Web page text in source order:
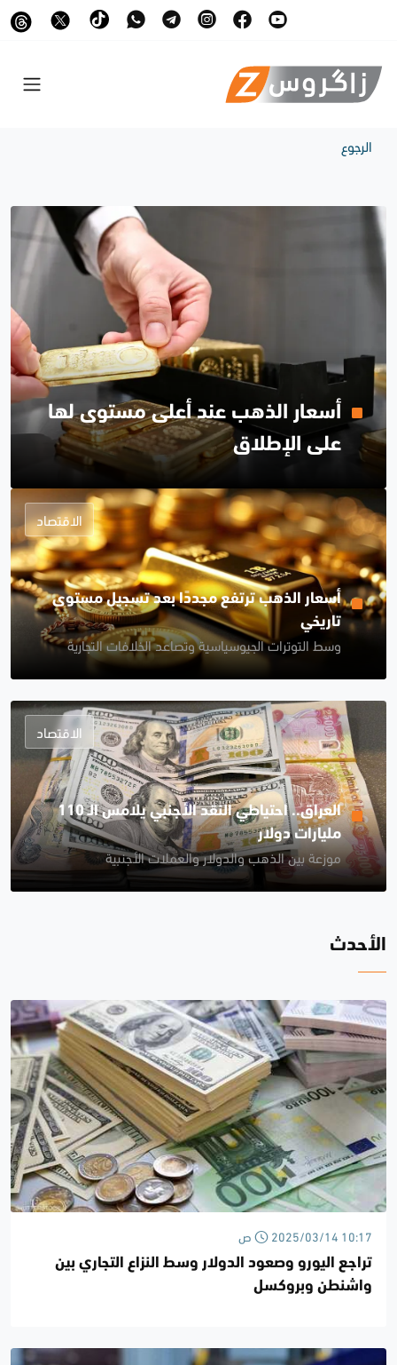
الرجوع
أسعار الذهب عند أعلى مستوى لها
على الإطلاق
الاقتصاد
أسعار الذهب ترتفع مجددًا بعد تسجيل مستوى
تاريخي
وسط التوترات الجيوسياسية وتصاعد الخلافات التجارية
الاقتصاد
العراق.. احتياطي النقد الأجنبي يلامس الـ 110
مليارات دولار
موزعة بين الذهب والدولار والعملات الأجنبية
الأحدث
2025/03/14 10:17 ص
تراجع اليورو وصعود الدولار وسط النزاع التجاري بين
واشنطن وبروكسل